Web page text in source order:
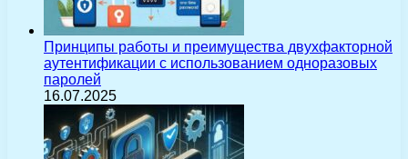
Принципы работы и преимущества двухфакторной
аутентификации с использованием одноразовых
паролей
16.07.2025